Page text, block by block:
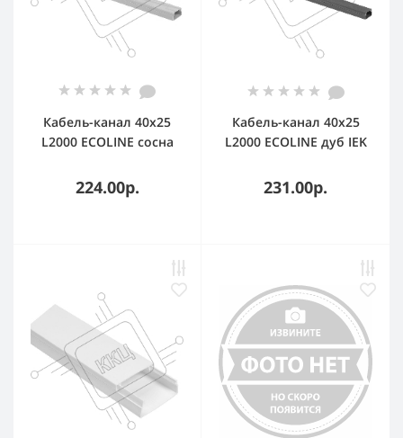
Кабель-канал 40х25
L2000 ECOLINE сосна
224.00р.
Кабель-канал 40х25
L2000 ECOLINE дуб IEK
231.00р.